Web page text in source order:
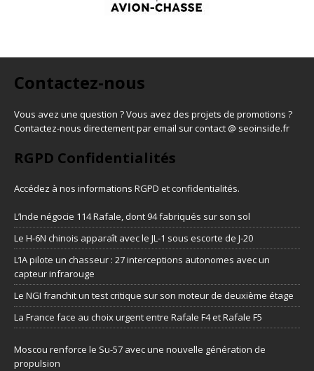
Contactez-nous
Vous avez une question ? Vous avez des projets de promotions ?
Contactez-nous directement par email sur contact @ seoinside.fr
RGPD Confidentialités
Accédez à nos informations RGPD et confidentialités.
L’Inde négocie 114 Rafale, dont 94 fabriqués sur son sol
Le H-6N chinois apparaît avec le JL-1 sous escorte de J-20
L’IA pilote un chasseur : 27 interceptions autonomes avec un
capteur infrarouge
Le NGI franchit un test critique sur son moteur de deuxième étage
La France face au choix urgent entre Rafale F4 et Rafale F5
Moscou renforce le Su-57 avec une nouvelle génération de
propulsion